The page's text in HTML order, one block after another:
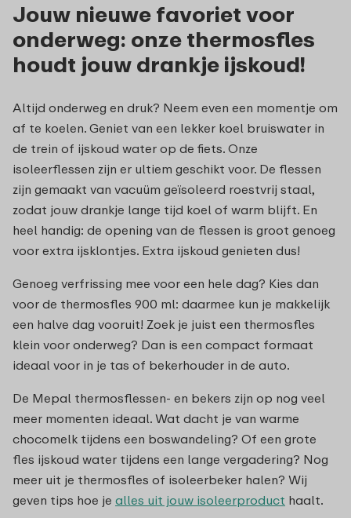
Jouw nieuwe favoriet voor
onderweg: onze thermosfles
houdt jouw drankje ijskoud!
Altijd onderweg en druk? Neem even een momentje om
af te koelen. Geniet van een lekker koel bruiswater in
de trein of ijskoud water op de fiets. Onze
isoleerflessen zijn er ultiem geschikt voor. De flessen
zijn gemaakt van vacuüm geïsoleerd roestvrij staal,
zodat jouw drankje lange tijd koel of warm blijft. En
heel handig: de opening van de flessen is groot genoeg
voor extra ijsklontjes. Extra ijskoud genieten dus!
Genoeg verfrissing mee voor een hele dag? Kies dan
voor de thermosfles 900 ml: daarmee kun je makkelijk
een halve dag vooruit! Zoek je juist een thermosfles
klein voor onderweg? Dan is een compact formaat
ideaal voor in je tas of bekerhouder in de auto.
De Mepal thermosflessen- en bekers zijn op nog veel
meer momenten ideaal. Wat dacht je van warme
chocomelk tijdens een boswandeling? Of een grote
fles ijskoud water tijdens een lange vergadering? Nog
meer uit je thermosfles of isoleerbeker halen? Wij
geven tips hoe je alles uit jouw isoleerproduct haalt.